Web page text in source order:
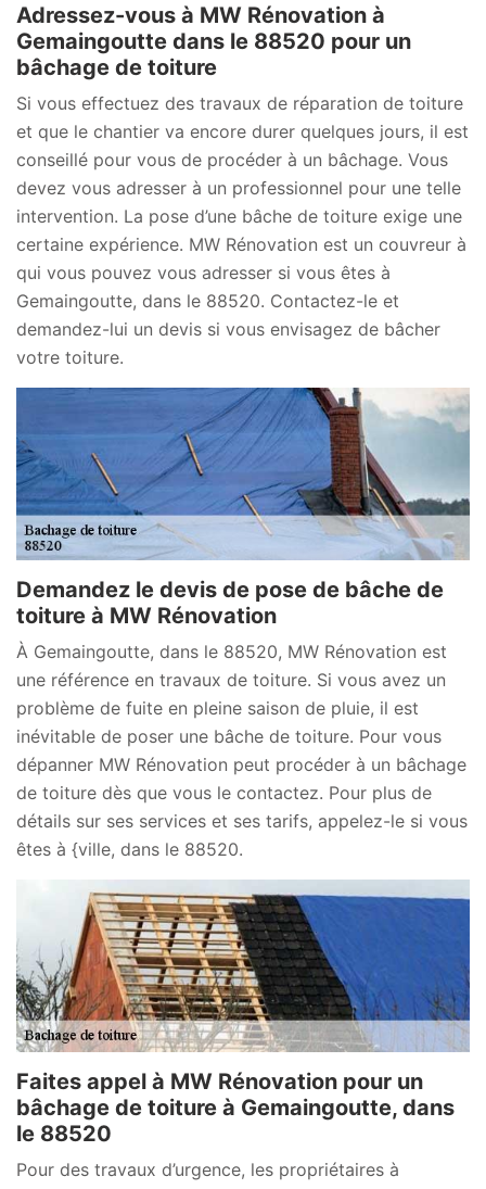
Adressez-vous à MW Rénovation à
Gemaingoutte dans le 88520 pour un
bâchage de toiture
Si vous effectuez des travaux de réparation de toiture
et que le chantier va encore durer quelques jours, il est
conseillé pour vous de procéder à un bâchage. Vous
devez vous adresser à un professionnel pour une telle
intervention. La pose d’une bâche de toiture exige une
certaine expérience. MW Rénovation est un couvreur à
qui vous pouvez vous adresser si vous êtes à
Gemaingoutte, dans le 88520. Contactez-le et
demandez-lui un devis si vous envisagez de bâcher
votre toiture.
Demandez le devis de pose de bâche de
toiture à MW Rénovation
À Gemaingoutte, dans le 88520, MW Rénovation est
une référence en travaux de toiture. Si vous avez un
problème de fuite en pleine saison de pluie, il est
inévitable de poser une bâche de toiture. Pour vous
dépanner MW Rénovation peut procéder à un bâchage
de toiture dès que vous le contactez. Pour plus de
détails sur ses services et ses tarifs, appelez-le si vous
êtes à {ville, dans le 88520.
Faites appel à MW Rénovation pour un
bâchage de toiture à Gemaingoutte, dans
le 88520
Pour des travaux d’urgence, les propriétaires à